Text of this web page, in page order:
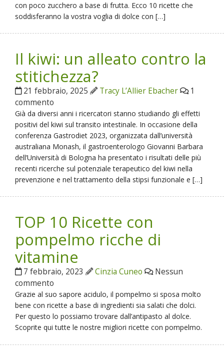
con poco zucchero a base di frutta. Ecco 10 ricette che
soddisferanno la vostra voglia di dolce con […]
Il kiwi: un alleato contro la
stitichezza?
21 febbraio, 2025 Tracy L’Allier Ebacher
1
commento
Già da diversi anni i ricercatori stanno studiando gli effetti
positivi del kiwi sul transito intestinale. In occasione della
conferenza Gastrodiet 2023, organizzata dall’università
australiana Monash, il gastroenterologo Giovanni Barbara
dell’Università di Bologna ha presentato i risultati delle più
recenti ricerche sul potenziale terapeutico del kiwi nella
prevenzione e nel trattamento della stipsi funzionale e […]
TOP 10 Ricette con
pompelmo ricche di
vitamine
7 febbraio, 2023 Cinzia Cuneo
Nessun
commento
Grazie al suo sapore acidulo, il pompelmo si sposa molto
bene con ricette a base di ingredienti sia salati che dolci.
Per questo lo possiamo trovare dall’antipasto al dolce.
Scoprite qui tutte le nostre migliori ricette con pompelmo.